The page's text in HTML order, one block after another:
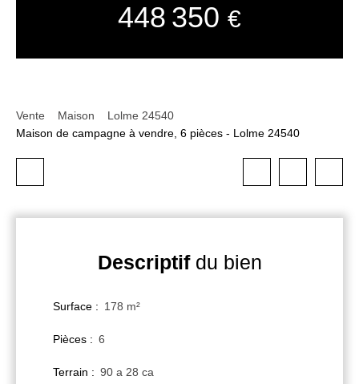
448 350 €
Vente Maison
Lolme 24540
Maison de campagne à vendre, 6 pièces - Lolme 24540
Descriptifdu bien
Surface : 178 m²
Pièces : 6
Terrain : 90 a 28 ca